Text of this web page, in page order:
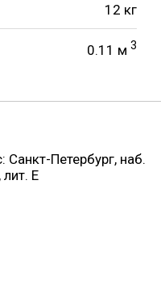
12 кг
0.11 м 3
Петербург, наб.
Е